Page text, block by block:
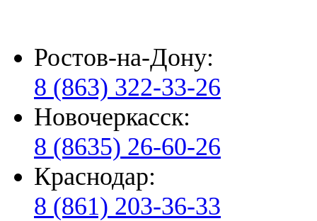
Ростов-на-Дону:
8 (863) 322-33-26
Новочеркасск:
8 (8635) 26-60-26
Краснодар:
8 (861) 203-36-33